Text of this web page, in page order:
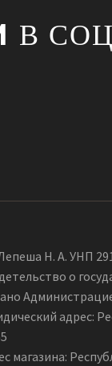
В
Н. А. УНП
о
адрес:
магазина: